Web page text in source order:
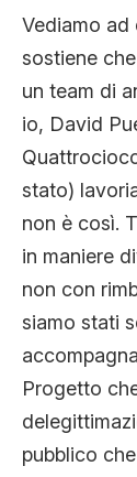
Vediamo ad
sostiene
un team di
io, David
stato)
non è così.
in maniere
non con
siamo stati
Progetto
pubblico